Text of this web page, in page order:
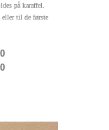
på karaffel.
eller til de første